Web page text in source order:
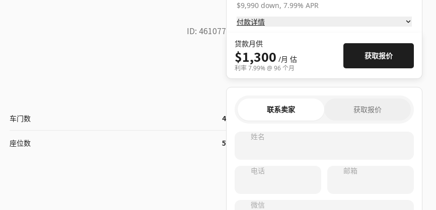
ID: 461077
车门数 4
座位数 5
$9,990 down, 7.99% APR
付款详情
贷款月供
$1,300 /月 估
利率7.99% @ 96个月
获取报价
联系卖家 获取报价
姓名
电话 邮箱
微信